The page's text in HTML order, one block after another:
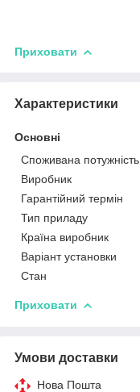
Приховати
Характеристики
Основні
Споживана потужність
Виробник
Гарантійний термін
Тип приладу
Країна виробник
Варіант установки
Стан
Приховати
Умови доставки
Нова Пошта